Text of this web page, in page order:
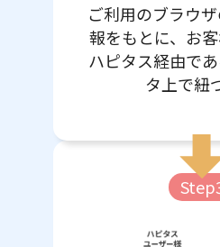
ご利用のブラウ
報をもとに、お
ハピタス経由で
タ上で紐